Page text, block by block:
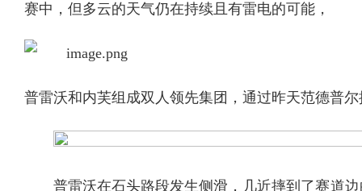
赛中，但多云的天气仍在持续且有雷电的可能，
普雷沃和内芙组成双人领先集团，通过昨天范德普
普雷沃在石头路段发生侧滑，几近摔到了赛道